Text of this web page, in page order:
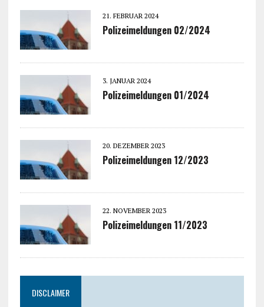
21. FEBRUAR 2024
Polizeimeldungen 02/2024
3. JANUAR 2024
Polizeimeldungen 01/2024
20. DEZEMBER 2023
Polizeimeldungen 12/2023
22. NOVEMBER 2023
Polizeimeldungen 11/2023
DISCLAIMER